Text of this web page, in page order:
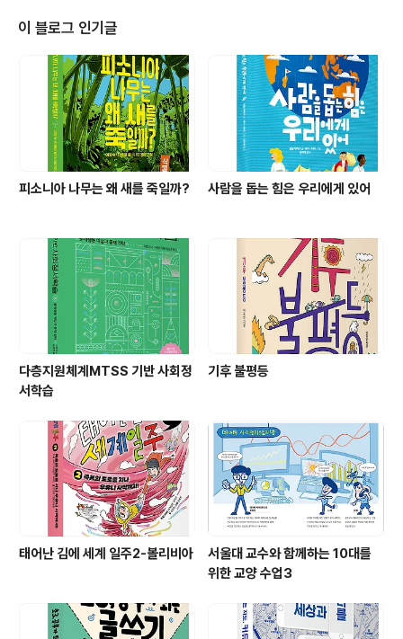
이 블로그 인기글
피소니아 나무는 왜 새를 죽일까? 사람을 돕는 힘은 우리에게 있어
다층지원체계MTSS 기반 사회정
서학습
기후 불평등
태어난 김에 세계 일주2-볼리비아
서울대 교수와 함께하는 10대를
위한 교양 수업3